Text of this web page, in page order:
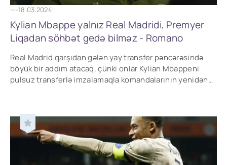
---18.03.2024
Kylian Mbappe yalnız Real Madridi, Premyer
Liqadan söhbət gedə bilməz - Romano
Real Madrid qarşıdan gələn yay transfer pəncərəsində
böyük bir addım atacaq, çünki onlar Kylian Mbappeni
pulsuz transferlə imzalamaqla komandalarının yenidən